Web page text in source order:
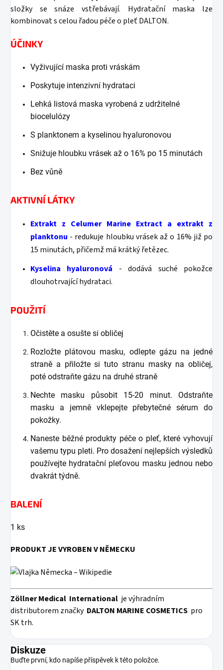
složky se snáze vstřebávají. Hydratační maska ​​lze
kombinovat s celou řadou péče o pleť DALTON.
ÚČINKY
Vyživující maska ​​proti vráskám
Poskytuje intenzivní hydrataci
Lehká listová maska ​​vyrobená z udržitelné
biocelulózy
S planktonem a kyselinou hyaluronovou
Snižuje hloubku vrásek až o 16% po 15 minutách
Bez vůně
AKTIVNÍ LÁTKY
Extrakt z Celumer Marine Extract a extrakt z
planktonu - redukuje hloubku vrásek až o 16% již po
15 minutách, přičemž má krátký řetězec.
Kyselina hyaluronová - dodává suché pokožce
dlouhotrvající hydrataci.
POUŽITÍ
Očistěte a osušte si obličej
Rozložte plátovou masku, odlepte gázu na jedné
straně a přiložte si tuto stranu masky na obličej,
poté odstraňte gázu na druhé straně
Nechte masku působit 15-20 minut. Odstraňte
masku a jemně vklepejte přebytečné sérum do
pokožky.
Naneste běžné produkty péče o pleť, které vyhovují
vašemu typu pleti. Pro dosažení nejlepších výsledků
používejte hydratační pleťovou masku jednou nebo
dvakrát týdně.
BALENÍ
1 ks
PRODUKT JE VYROBEN V NĚMECKU
Zöllner Medical International je výhradním
distributorem značky DALTON MARINE COSMETICS pro
SK trh.
Diskuze
Buďte první, kdo napíše příspěvek k této položce.